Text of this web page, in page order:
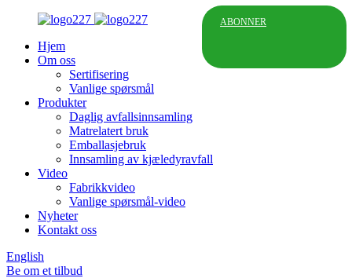
Hjem
Om oss
Sertifisering
Vanlige spørsmål
Produkter
Daglig avfallsinnsamling
Matrelatert bruk
Emballasjebruk
Innsamling av kjæledyravfall
Video
Fabrikkvideo
Vanlige spørsmål-video
Nyheter
Kontakt oss
English
Be om et tilbud
ABONNER